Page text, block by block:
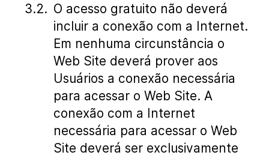
O acesso gratuito não deverá
incluir a conexão com a Internet.
Em nenhuma circunstância o
Web Site deverá prover aos
Usuários a conexão necessária
para acessar o Web Site. A
conexão com a Internet
necessária para acessar o Web
Site deverá ser exclusivamente